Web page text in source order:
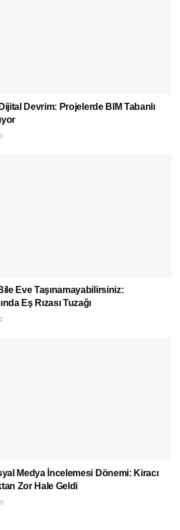
Devrim: Projelerde BIM Tabanlı
Eve Taşınamayabilirsiniz:
Eş Rızası Tuzağı
Medya İncelemesi Dönemi: Kiracı
Zor Hale Geldi